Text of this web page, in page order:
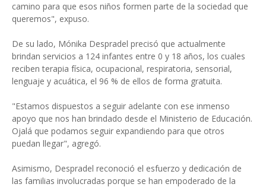
camino para que esos niños formen parte de la sociedad que
queremos", expuso.
De su lado, Mónika Despradel precisó que actualmente
brindan servicios a 124 infantes entre 0 y 18 años, los cuales
reciben terapia física, ocupacional, respiratoria, sensorial,
lenguaje y acuática, el 96 % de ellos de forma gratuita.
"Estamos dispuestos a seguir adelante con ese inmenso
apoyo que nos han brindado desde el Ministerio de Educación.
Ojalá que podamos seguir expandiendo para que otros
puedan llegar", agregó.
Asimismo, Despradel reconoció el esfuerzo y dedicación de
las familias involucradas porque se han empoderado de la